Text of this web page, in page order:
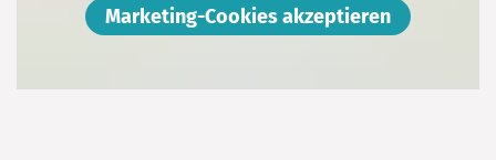
Marketing-Cookies akzeptieren